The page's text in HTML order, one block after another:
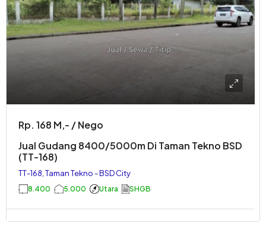
Rp. 168 M,- / Nego
Jual Gudang 8400/5000m Di Taman Tekno BSD
(TT-168)
TT-168, Taman Tekno - BSD City
8.400 5.000 Utara SHGB